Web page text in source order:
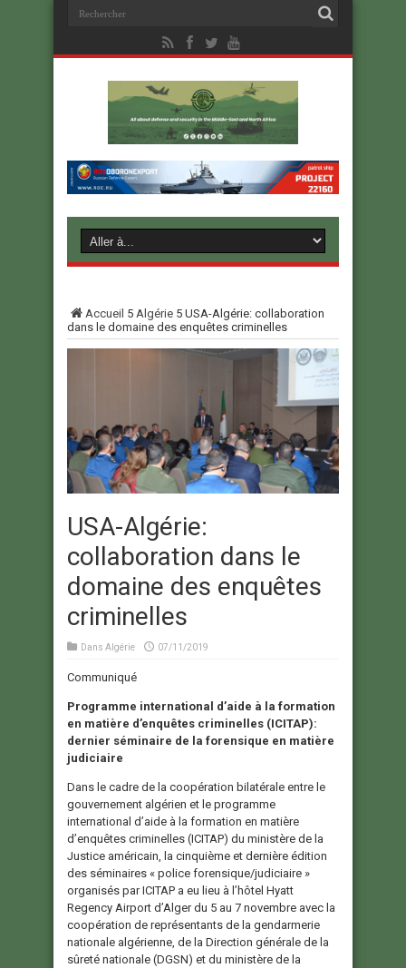
Accueil 5 Algérie 5 USA-Algérie: collaboration
dans le domaine des enquêtes criminelles
USA-Algérie:
collaboration dans le
domaine des enquêtes
criminelles
Dans Algérie 07/11/2019
Communiqué
Programme international d’aide à la formation
en matière d’enquêtes criminelles (ICITAP):
dernier séminaire de la forensique en matière
judiciaire
Dans le cadre de la coopération bilatérale entre le
gouvernement algérien et le programme
international d’aide à la formation en matière
d’enquêtes criminelles (ICITAP) du ministère de la
Justice américain, la cinquième et dernière édition
des séminaires « police forensique/judiciaire »
organisés par ICITAP a eu lieu à l’hôtel Hyatt
Regency Airport d’Alger du 5 au 7 novembre avec la
coopération de représentants de la gendarmerie
nationale algérienne, de la Direction générale de la
sûreté nationale (DGSN) et du ministère de la